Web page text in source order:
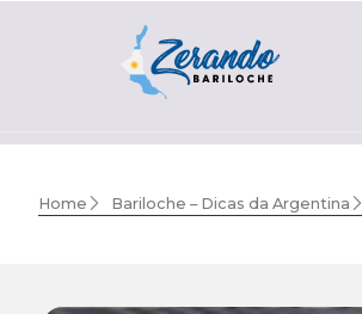
Home Bariloche – Dicas da Argentina